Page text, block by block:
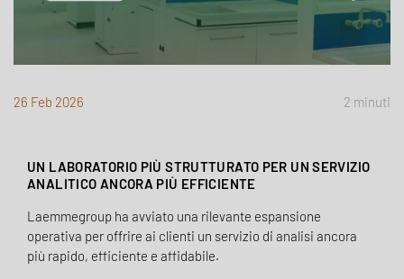
26 Feb 2026 2 minuti
UN LABORATORIO PIÙ STRUTTURATO PER UN SERVIZIO
ANALITICO ANCORA PIÙ EFFICIENTE
Laemmegroup ha avviato una rilevante espansione
operativa per offrire ai clienti un servizio di analisi ancora
più rapido, efficiente e affidabile.